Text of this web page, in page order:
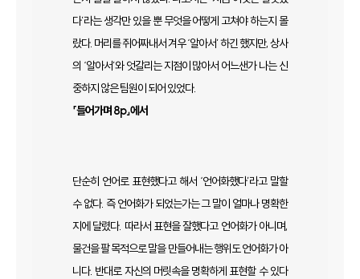
다’라는 생각만 있을 뿐 무엇을 어떻게 고쳐야 하는지 몰
랐다. 머리를 쥐어짜내서 겨우 ‘알아서’ 하긴 했지만, 상사
의 ‘알아서’와 엇갈리는 지점이 많아서 어느샌가 나는 신
중하지 않은 팀원이 되어 있었다.
「들어가며 8p」에서
단순히 언어로 표현했다고 해서 ‘언어화했다’라고 말할
수 없다. 즉 언어화가 되었는가는 그 말이 얼마나 명확한
지에 달렸다. 따라서 표현을 잘했다고 언어화가 아니며,
물건을 팔 목적으로 말을 만들어내는 행위도 언어화가 아
니다. 반대로 자신의 머릿속을 명확하게 표현할 수 있다